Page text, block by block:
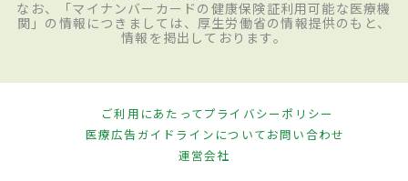
なお、「マイナンバーカードの健康保険証利用可能な医療機
関」の情報につきましては、厚生労働省の情報提供のもと、
情報を掲出しております。
ご利用にあたってプライバシーポリシー
医療広告ガイドラインについてお問い合わせ
運営会社